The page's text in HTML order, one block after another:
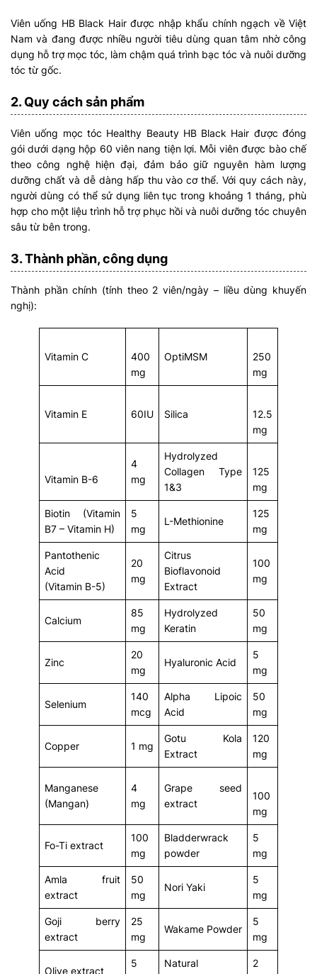
Viên uống HB Black Hair được nhập khẩu chính ngạch về Việt
Nam và đang được nhiều người tiêu dùng quan tâm nhờ công
dụng hỗ trợ mọc tóc, làm chậm quá trình bạc tóc và nuôi dưỡng
tóc từ gốc.
2. Quy cách sản phẩm
Viên uống mọc tóc Healthy Beauty HB Black Hair được đóng
gói dưới dạng hộp 60 viên nang tiện lợi. Mỗi viên được bào chế
theo công nghệ hiện đại, đảm bảo giữ nguyên hàm lượng
dưỡng chất và dễ dàng hấp thu vào cơ thể. Với quy cách này,
người dùng có thể sử dụng liên tục trong khoảng 1 tháng, phù
hợp cho một liệu trình hỗ trợ phục hồi và nuôi dưỡng tóc chuyên
sâu từ bên trong.
3. Thành phần, công dụng
Thành phần chính (tính theo 2 viên/ngày – liều dùng khuyến
nghị):
Vitamin C
400
mg
OptiMSM
250
mg
Vitamin E 60IU Silica
12.5
mg
Vitamin B-6
4
mg
Hydrolyzed
Collagen Type
1&3
125
mg
Biotin (Vitamin
B7 – Vitamin H)
5
mg
L-Methionine
125
mg
Pantothenic
Acid
(Vitamin B-5)
20
mg
Citrus
Bioflavonoid
Extract
100
mg
Calcium
85
mg
Hydrolyzed
Keratin
50
mg
Zinc
20
mg
Hyaluronic Acid
5
mg
Selenium
140
mcg
Alpha Lipoic
Acid
50
mg
Copper 1 mg
Gotu Kola
Extract
120
mg
Manganese
(Mangan)
4
mg
Grape seed
extract
100
mg
Fo-Ti extract
100
mg
Bladderwrack
powder
5
mg
Amla fruit
extract
50
mg
Nori Yaki
5
mg
Goji berry
extract
25
mg
Wakame Powder
5
mg
Olive extract
5
Natural
2